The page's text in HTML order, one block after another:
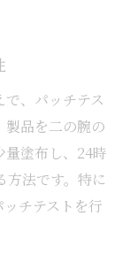
、パッチテス
製品を二の腕の
量塗布し、24時
方法です。特に
チテストを行